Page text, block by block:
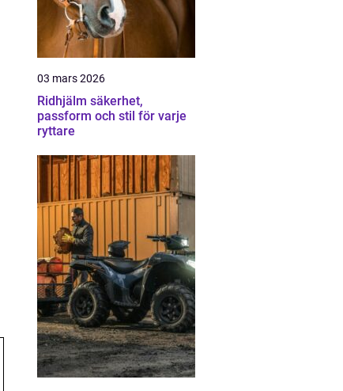
03 mars 2026
Ridhjälm säkerhet,
passform och stil för varje
ryttare